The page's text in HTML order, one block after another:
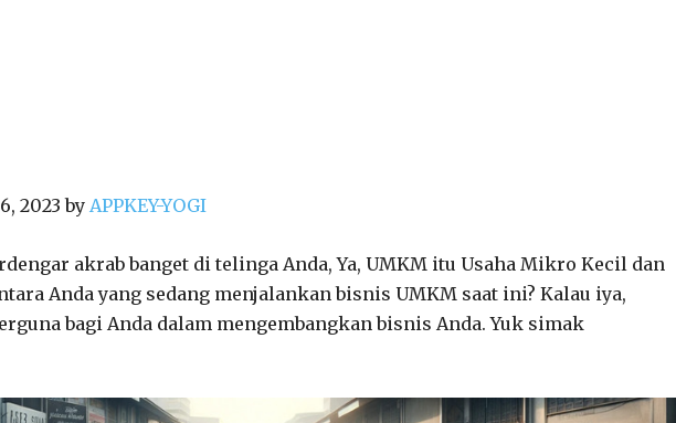
2023 by APPKEY-YOGI
akrab banget di telinga Anda, Ya, UMKM itu Usaha Mikro Kecil dan
Anda yang sedang menjalankan bisnis UMKM saat ini? Kalau iya,
bagi Anda dalam mengembangkan bisnis Anda. Yuk simak